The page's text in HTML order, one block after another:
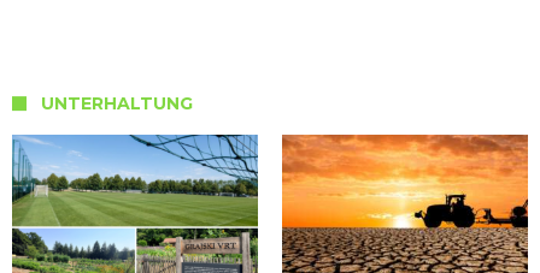
UNTERHALTUNG